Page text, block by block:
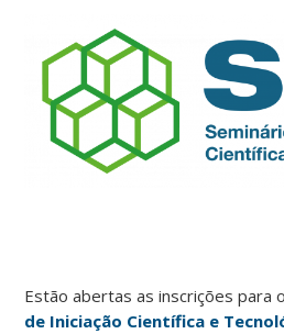
Estão abertas as inscrições para o
de Iniciação Científica e